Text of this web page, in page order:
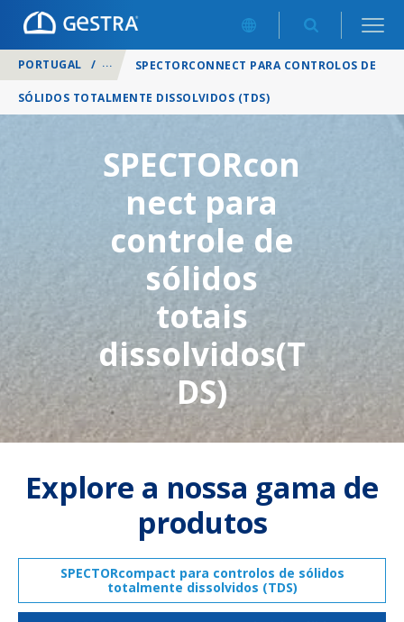
PORTUGAL / PRODUTOS / CASA DA CALDEIRA / CONTROLOS
SPECTORCONNECT PARA CONTROLOS DE
SÓLIDOS TOTALMENTE DISSOLVIDOS (TDS)
SPECTORcon
nect para
controle de
sólidos
totais
dissolvidos(T
DS)
Explore a nossa gama de
produtos
SPECTORcompact para controlos de sólidos
totalmente dissolvidos (TDS)